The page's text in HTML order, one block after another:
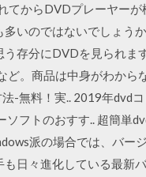
てからDVDプレーヤー
多いのではないでしょう
存分にDVDを見られま
ど。商品は中身がわか
-無料！実.. 2019年dvd
ソフトのおすす.. 超簡単
派の場合では、バ
も日々進化している最新